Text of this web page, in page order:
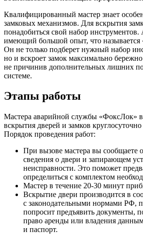
Квалифицированный мастер знает
замковых механизмов. Для вскрытия
понадобиться свой набор
имеющий большой опыт, что называется
Он не только подберет нужный набор
но и вскроет замок максимально
не причинив дополнительных лишних
системе.
Этапы работы
Мастера аварийной службы «ФоксЛок»
вскрытия дверей и замков
Порядок проведения работ:
При вызове мастера вы сообщаете
сведения о двери и запирающем
неисправности. Это поможет
определиться с комплектом
Мастер в течение 20-30 минут
Вскрытие двери производится в
с законодательными нормами РФ,
попросит предъявить документы,
право аренды или владения
и паспорт.